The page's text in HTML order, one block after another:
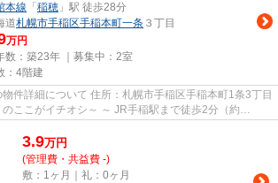
本線 「 稲穂 」駅 徒歩28分
道札幌市手稲区手稲本町一条 ３丁目
万円
数：築23年 ｜募集中： 2室
：4階建
：札幌市手稲区手稲本町1条3丁目
～ ～ JR手稲駅まで徒歩2分（約
のお...
3.9万円
(管理費・共益費 -)
敷：1ヶ月｜礼：0ヶ月